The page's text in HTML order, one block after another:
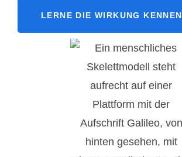
LERNE DIE WIRKUNG KENNEN